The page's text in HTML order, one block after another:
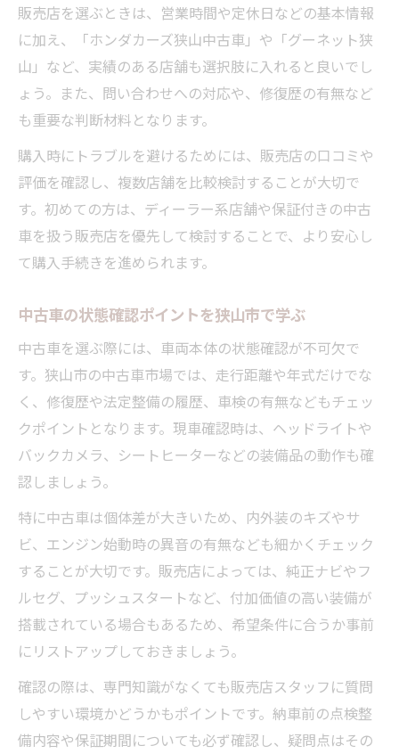
販売店を選ぶときは、営業時間や定休日などの基本情報
に加え、「ホンダカーズ狭山中古車」や「グーネット狭
山」など、実績のある店舗も選択肢に入れると良いでし
ょう。また、問い合わせへの対応や、修復歴の有無など
も重要な判断材料となります。
購入時にトラブルを避けるためには、販売店の口コミや
評価を確認し、複数店舗を比較検討することが大切で
す。初めての方は、ディーラー系店舗や保証付きの中古
車を扱う販売店を優先して検討することで、より安心し
て購入手続きを進められます。
中古車の状態確認ポイントを狭山市で学ぶ
中古車を選ぶ際には、車両本体の状態確認が不可欠で
す。狭山市の中古車市場では、走行距離や年式だけでな
く、修復歴や法定整備の履歴、車検の有無などもチェッ
クポイントとなります。現車確認時は、ヘッドライトや
バックカメラ、シートヒーターなどの装備品の動作も確
認しましょう。
特に中古車は個体差が大きいため、内外装のキズやサ
ビ、エンジン始動時の異音の有無なども細かくチェック
することが大切です。販売店によっては、純正ナビやフ
ルセグ、プッシュスタートなど、付加価値の高い装備が
搭載されている場合もあるため、希望条件に合うか事前
にリストアップしておきましょう。
確認の際は、専門知識がなくても販売店スタッフに質問
しやすい環境かどうかもポイントです。納車前の点検整
備内容や保証期間についても必ず確認し、疑問点はその